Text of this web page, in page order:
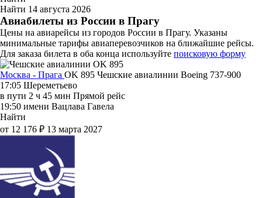
Найти 14 августа 2026
Авиабилеты из России в Прагу
Цены на авиарейсы из городов России в Прагу. Указаны
минимальные тарифы авиаперевозчиков на ближайшие рейсы.
Для заказа билета в оба конца используйте поисковую форму
Москва - Прага OK 895 Чешские авиалинии Boeing 737-900
17:05 Шереметьево
в пути 2 ч 45 мин Прямой рейс
19:50 имени Вацлава Гавела
Найти
от 12 176 ₽ 13 марта 2027